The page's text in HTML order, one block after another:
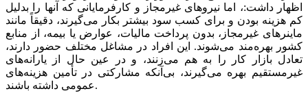
اظهار داشت:، اما نیرو‌های غیرمجاز و کارفرمایانی که آنها را بدلیل
کم هزینه بودن و برای کسب سود بیشتر بکار می‌گیرند، دقیقاً مانند
ماینر‌های غیرمجاز، بدون پرداخت مالیات، عوارض یا بیمه، از منابع
کشور بهره‌مند می‌شوند. این افراد در مشاغل مختلف حضور دارند،
تعادل بازار کار را به هم می‌زنند، و در عین حال از یارانه‌های
غیرمستقیم بهره می‌گیرند، بی‌آنکه مشارکتی در تأمین هزینه‌های
عمومی داشته باشند.